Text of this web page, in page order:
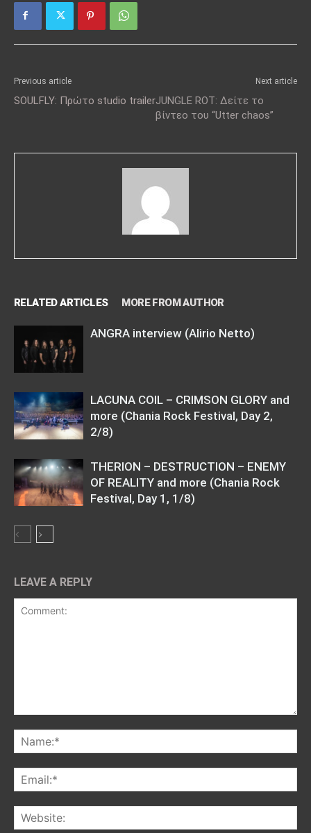
Previous article
SOULFLY: Πρώτο studio trailer
Next article
JUNGLE ROT: Δείτε το
βίντεο του “Utter chaos”
RELATED ARTICLES MORE FROM AUTHOR
ANGRA interview (Alirio Netto)
LACUNA COIL – CRIMSON GLORY and
more (Chania Rock Festival, Day 2,
2/8)
THERION – DESTRUCTION – ENEMY
OF REALITY and more (Chania Rock
Festival, Day 1, 1/8)
LEAVE A REPLY